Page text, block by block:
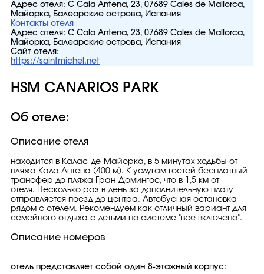
Адрес отеля: C Cala Antena, 23, 07689 Cales de Mallorca,
Майорка, Балеарские острова, Испания
Контакты отеля
Адрес отеля: C Cala Antena, 23, 07689 Cales de Mallorca,
Майорка, Балеарские острова, Испания
Сайт отеля:
https://saintmichel.net
HSM CANARIOS PARK
Об отеле:
Описание отеля
находится в Калас-де-Майорка, в 5 минутах ходьбы от
пляжа Кала Антена (400 м). К услугам гостей бесплатный
трансфер до пляжа Гран Домингос, что в 1,5 км от
отеля. Несколько раз в день за дополнительную плату
отправляется поезд до центра. Автобусная остановка
рядом с отелем. Рекомендуем как отличный вариант для
семейного отдыха с детьми по системе "все включено".
Описание номеров
отель представляет собой один 8-этажный корпус: